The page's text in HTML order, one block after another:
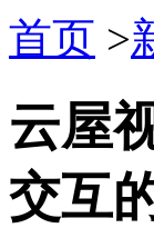
首页 >
云屋
交互